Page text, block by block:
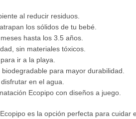
al reducir residuos.
los sólidos de tu bebé.
hasta los 3.5 años.
sin materiales tóxicos.
ir a la playa.
para mayor durabilidad.
en el agua.
Ecopipo con diseños a juego.
es la opción perfecta para